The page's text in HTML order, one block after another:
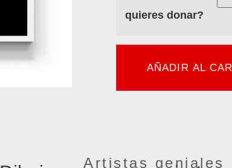
quieres donar?
AÑADIR AL
Artistas geniales